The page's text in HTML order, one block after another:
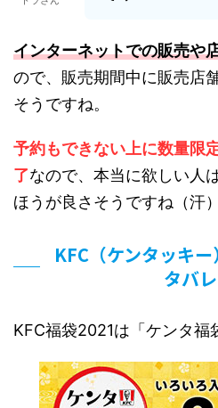
インターネットでの販売や
ので、販売期間中に販売店
そうですね。
予約もできない上に数量限
了なので、本当に欲しい人
ほうが良さそうですね（汗）
KFC（ケンタッキ
タバレ
KFC福袋2021は「ケンタ福